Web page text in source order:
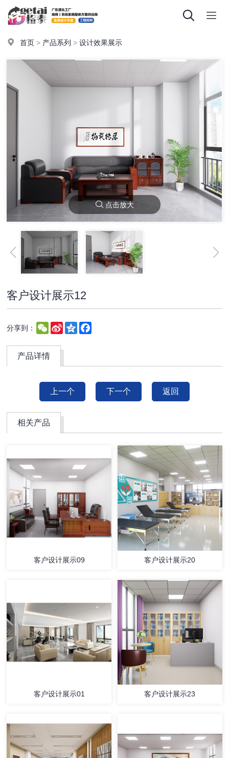
首页 > 产品系列 >设计效果展示
点击放大
客户设计展示12
分享到： WeChat
Sina
Weibo
Qzone
产品详情
上一个 下一个 返回
相关产品
客户设计展示09 客户设计展示20
客户设计展示01 客户设计展示23